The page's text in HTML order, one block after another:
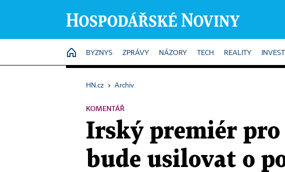
HOME
BYZNYS ZPRÁVY NÁZORY TECH REALITY
HN.cz › Archiv
KOMENTÁŘ
Irský premiér pro
bude usilovat o